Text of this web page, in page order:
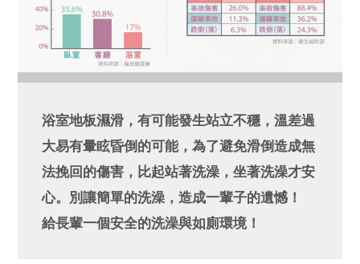
浴室地板濕滑，有可能發生站立不穩，溫差過
大易有暈眩昏倒的可能，為了避免滑倒造成無
法挽回的傷害，比起站著洗澡，坐著洗澡才安
心。別讓簡單的洗澡，造成一輩子的遺憾！
給長輩一個安全的洗澡與如廁環境！